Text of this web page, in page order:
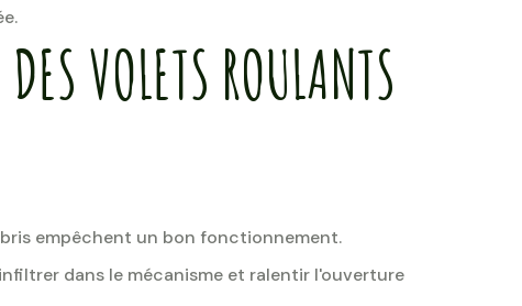
VOLETS ROULANTS
empêchent un bon fonctionnement.
dans le mécanisme et ralentir l'ouverture